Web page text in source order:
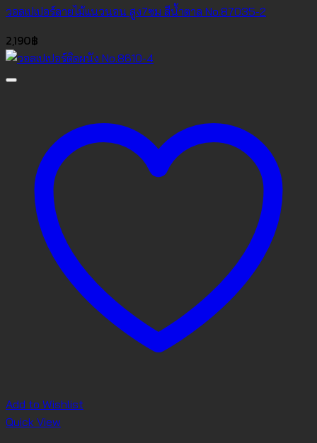
วอลเปเปอร์ลายไม้แนวนอน สูง7ซม สีน้ำตาล No.87035-2
2,190฿
Add to Wishlist
Quick View